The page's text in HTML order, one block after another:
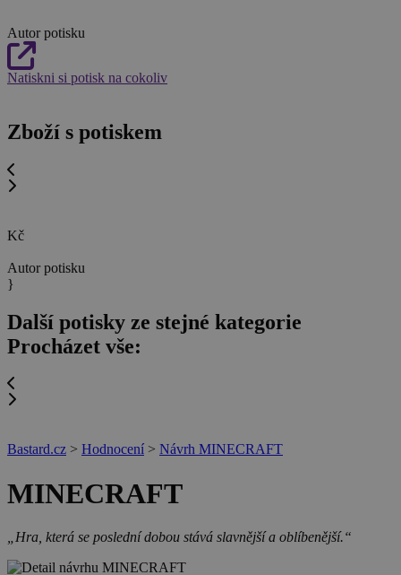
Autor potisku
Natiskni si potisk na cokoliv
Zboží s potiskem
Kč
Autor potisku
}
Další potisky ze stejné kategorie
Procházet vše:
Bastard.cz > Hodnocení > Návrh MINECRAFT
MINECRAFT
„Hra, která se poslední dobou stává slavnější a oblíbenější.“